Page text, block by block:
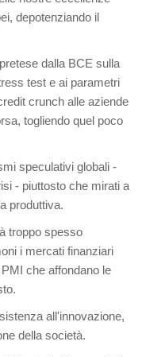
depotenziando il
dalla BCE sulla
test e ai parametri
crunch alle aziende
togliendo quel poco
speculativi globali -
- piuttosto che mirati a
produttiva.
troppo spesso
i mercati finanziari
che affondano le
all'innovazione,
della società.